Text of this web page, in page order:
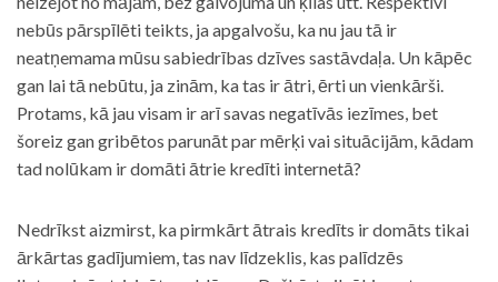
nebūs pārspīlēti teikts, ja apgalvošu, ka nu jau tā ir
neatņemama mūsu sabiedrības dzīves sastāvdaļa. Un kāpēc
gan lai tā nebūtu, ja zinām, ka tas ir ātri, ērti un vienkārši.
Protams, kā jau visam ir arī savas negatīvās iezīmes, bet
šoreiz gan gribētos parunāt par mērķi vai situācijām, kādam
tad nolūkam ir domāti ātrie kredīti internetā?
Nedrīkst aizmirst, ka pirmkārt ātrais kredīts ir domāts tikai
ārkārtas gadījumiem, tas nav līdzeklis, kas palīdzēs